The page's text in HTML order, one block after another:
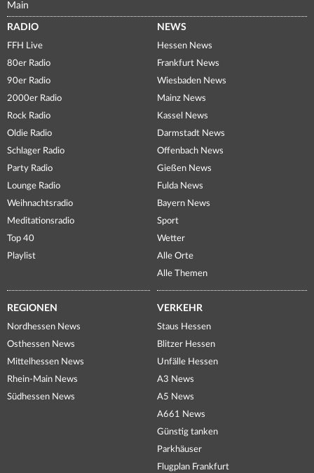
Main
RADIO
FFH Live
80er Radio
90er Radio
2000er Radio
Rock Radio
Oldie Radio
Schlager Radio
Party Radio
Lounge Radio
Weihnachtsradio
Meditationsradio
Top 40
Playlist
NEWS
Hessen News
Frankfurt News
Wiesbaden News
Mainz News
Kassel News
Darmstadt News
Offenbach News
Gießen News
Fulda News
Bayern News
Sport
Wetter
Alle Orte
Alle Themen
REGIONEN
Nordhessen News
Osthessen News
Mittelhessen News
Rhein-Main News
Südhessen News
VERKEHR
Staus Hessen
Blitzer Hessen
Unfälle Hessen
A3 News
A5 News
A661 News
Günstig tanken
Parkhäuser
Flugplan Frankfurt